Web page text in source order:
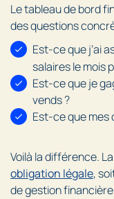
Le tableau de bord
des questions
Est-ce que j’ai
salaires le mois
Est-ce que je
vends ?
Est-ce que mes
Voilà la différence.
obligation légale,
de gestion